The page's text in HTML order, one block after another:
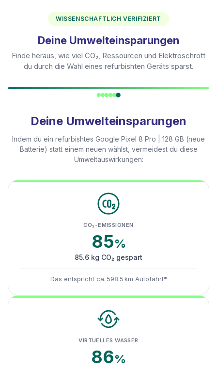
WISSENSCHAFTLICH VERIFIZIERT
Deine Umwelteinsparungen
Finde heraus, wie viel CO₂, Ressourcen und Elektroschrott
du durch die Wahl eines refurbishten Geräts sparst.
Deine Umwelteinsparungen
Indem du ein refurbishtes Google Pixel 8 Pro | 128 GB (neue
Batterie) statt einem neuen wählst, vermeidest du diese
Umweltauswirkungen:
CO₂-EMISSIONEN
85%
85.6 kg CO₂ gespart
Das entspricht ca. 598.5 km Autofahrt*
VIRTUELLES WASSER
86%